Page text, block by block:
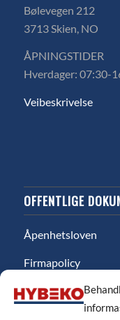
Bølevegen 212
3713 Skien, NO
ÅPNINGSTIDER
Hverdager: 07:30-
Veibeskrivelse
OFFENTLIGE
Åpenhetsloven
Firmapolicy
Miljø